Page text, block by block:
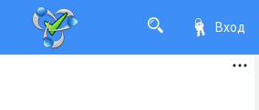
Вход